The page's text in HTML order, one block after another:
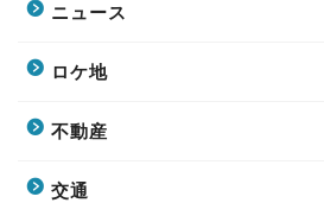
ニュース
ロケ地
不動産
交通